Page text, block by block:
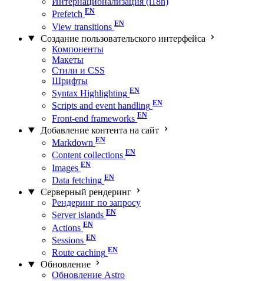
Prefetch
View transitions
Создание пользовательского интерфейса
Компоненты
Макеты
Стили и CSS
Шрифты
Syntax Highlighting
Scripts and event handling
Front-end frameworks
Добавление контента на сайт
Markdown
Content collections
Images
Data fetching
Серверный рендеринг
Рендеринг по запросу
Server islands
Actions
Sessions
Route caching
Обновление
Обновление Astro